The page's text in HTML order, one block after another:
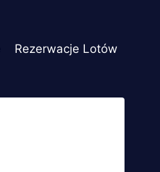
Rezerwacje Lotów